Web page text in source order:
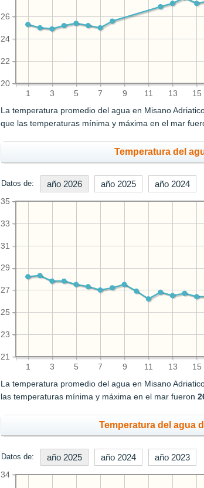
1 3 5 7 9 11 13 15
20
22
24
26
La temperatura promedio del agua en Misano
que las temperaturas mínima y máxima en el mar
Temperatura del
Datos de: año 2026 año 2025 año 2024
1 3 5 7 9 11 13 15
21
23
25
27
29
31
33
35
La temperatura promedio del agua en Misano
las temperaturas mínima y máxima en el mar fueron
Temperatura del agua
Datos de: año 2025 año 2024 año 2023
34